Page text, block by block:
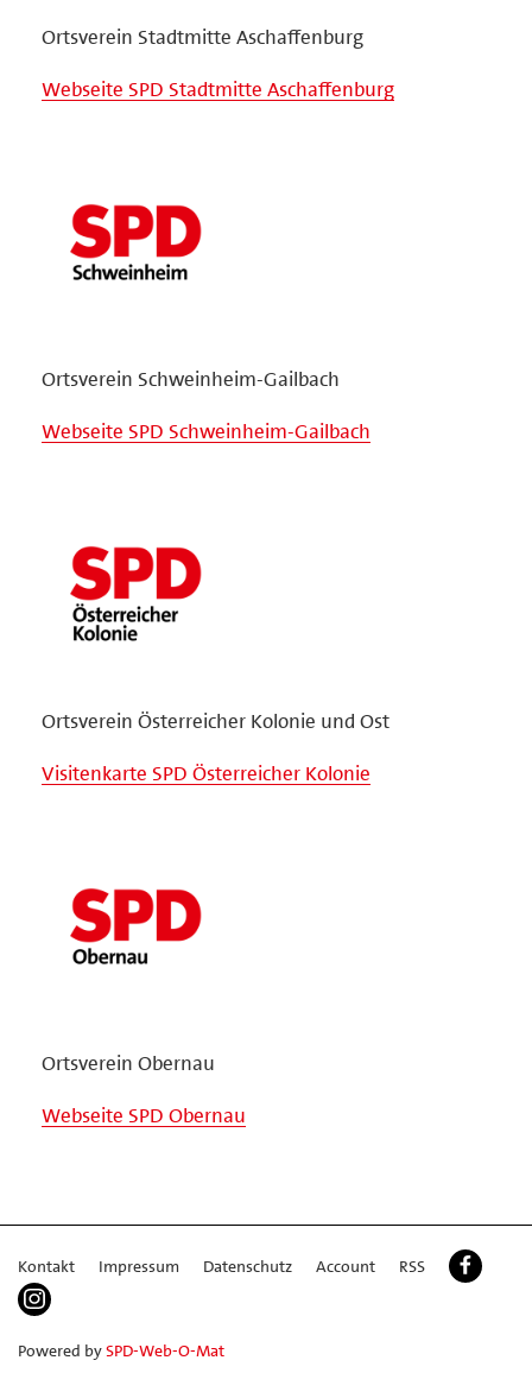
Ortsverein Stadtmitte Aschaffenburg
Webseite SPD Stadtmitte Aschaffenburg
Ortsverein Schweinheim-Gailbach
Webseite SPD Schweinheim-Gailbach
Ortsverein Österreicher Kolonie und Ost
Visitenkarte SPD Österreicher Kolonie
Ortsverein Obernau
Webseite SPD Obernau
Kontakt Impressum Datenschutz Account RSS
Powered bySPD-Web-O-Mat